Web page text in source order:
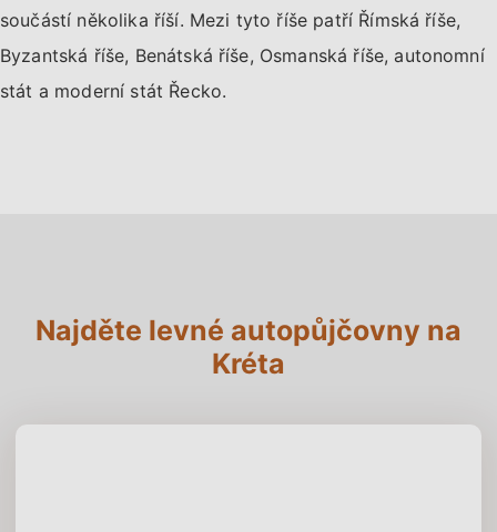
součástí několika říší. Mezi tyto říše patří Římská říše,
Byzantská říše, Benátská říše, Osmanská říše, autonomní
stát a moderní stát Řecko.
Najděte levné autopůjčovny na
Kréta